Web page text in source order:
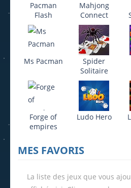
Pacman
Flash
Mahjong
Connect
Ms Pacman
Spider
Solitaire
Forge of
empires
Ludo Hero
MES FAVORIS
La liste des jeux que vous